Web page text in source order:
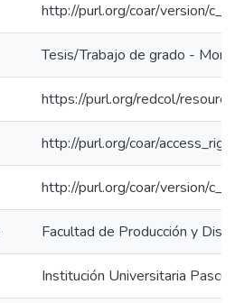
http://purl.org/coar/version/
Tesis/Trabajo de grado -
https://purl.org/redcol/
http://purl.org/coar/
http://purl.org/coar/version/
Facultad de Producción y
Institución Universitaria